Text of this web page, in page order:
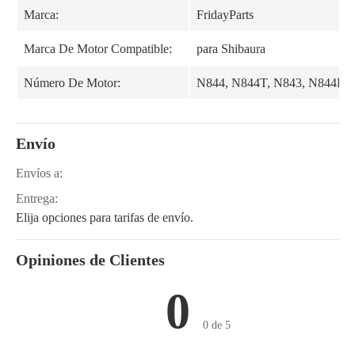
Marca: FridayParts
Marca De Motor Compatible: para Shibaura
Número De Motor: N844, N844T, N843, N844L,
Envío
Envíos a:
Entrega:
Elija opciones para tarifas de envío.
Opiniones de Clientes
0 0 de 5